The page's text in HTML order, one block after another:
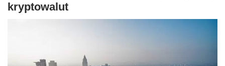
kryptowalut